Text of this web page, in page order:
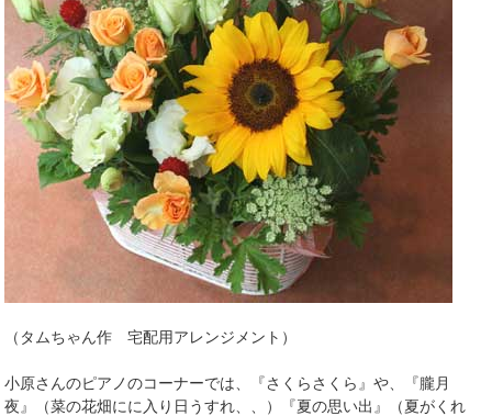
（タムちゃん作 宅配用アレンジメント）
小原さんのピアノのコーナーでは、『さくらさくら』や、『朧月
夜』（菜の花畑にに入り日うすれ、、）『夏の思い出』（夏がくれ